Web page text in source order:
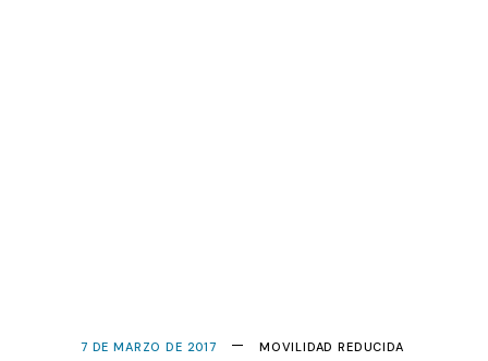
7 DE MARZO DE 2017 MOVILIDAD REDUCIDA